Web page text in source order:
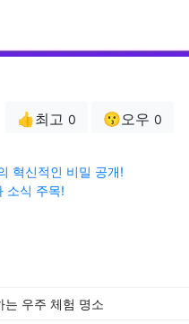
👍최고 0 😗오우 0
혁신적인 비밀 공개!
소식 주목!
는 우주 체험 명소